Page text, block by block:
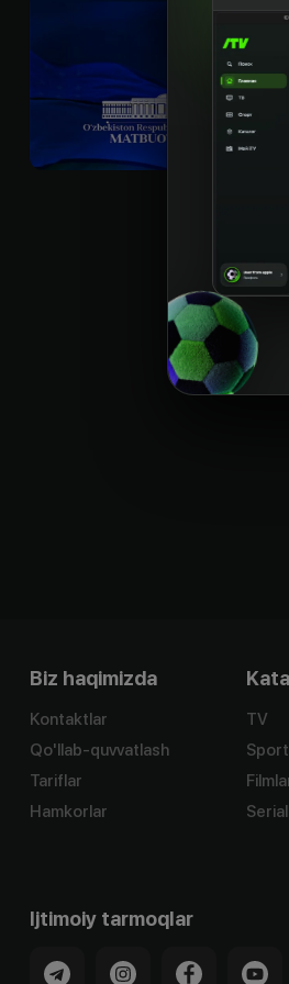
Biz haqimizda
Kontaktlar
Qo'llab-quvvatlash
Tariflar
Hamkorlar
TV
Sport
Ijtimoiy tarmoqlar